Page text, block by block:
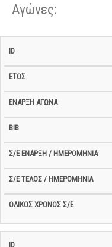
Αγώνες:
Αγώνα